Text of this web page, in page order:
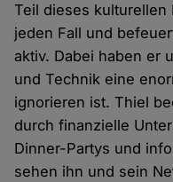
Teil dieses kulturellen
jeden Fall und
aktiv. Dabei haben er
und Technik eine
ignorieren ist. Thiel
durch finanzielle
Dinner-Partys und
sehen ihn und sein